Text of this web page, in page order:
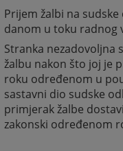
Prijem žalbi na
danom u toku radnog
Stranka nezadovoljna
žalbu nakon što joj je
roku određenom u
sastavni dio sudske
primjerak žalbe
zakonski određenom